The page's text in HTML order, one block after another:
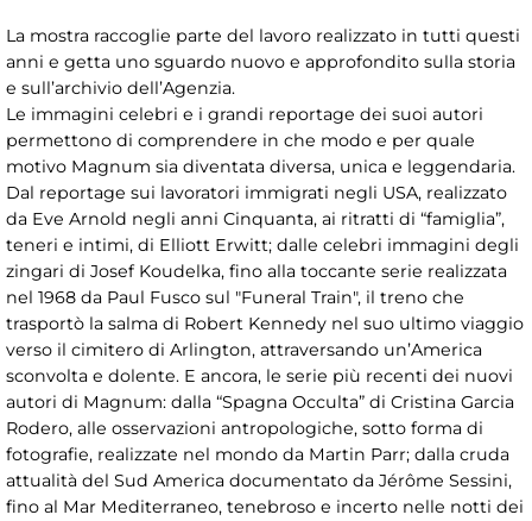
La mostra raccoglie parte del lavoro realizzato in tutti questi
anni e getta uno sguardo nuovo e approfondito sulla storia
e sull’archivio dell’Agenzia.
Le immagini celebri e i grandi reportage dei suoi autori
permettono di comprendere in che modo e per quale
motivo Magnum sia diventata diversa, unica e leggendaria.
Dal reportage sui lavoratori immigrati negli USA, realizzato
da Eve Arnold negli anni Cinquanta, ai ritratti di “famiglia”,
teneri e intimi, di Elliott Erwitt; dalle celebri immagini degli
zingari di Josef Koudelka, fino alla toccante serie realizzata
nel 1968 da Paul Fusco sul "Funeral Train", il treno che
trasportò la salma di Robert Kennedy nel suo ultimo viaggio
verso il cimitero di Arlington, attraversando un’America
sconvolta e dolente. E ancora, le serie più recenti dei nuovi
autori di Magnum: dalla “Spagna Occulta” di Cristina Garcia
Rodero, alle osservazioni antropologiche, sotto forma di
fotografie, realizzate nel mondo da Martin Parr; dalla cruda
attualità del Sud America documentato da Jérôme Sessini,
fino al Mar Mediterraneo, tenebroso e incerto nelle notti dei